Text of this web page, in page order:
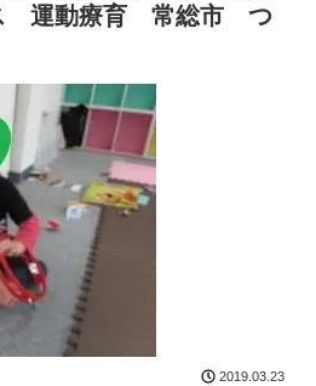
運動療育 常総市 つ
2019.03.23